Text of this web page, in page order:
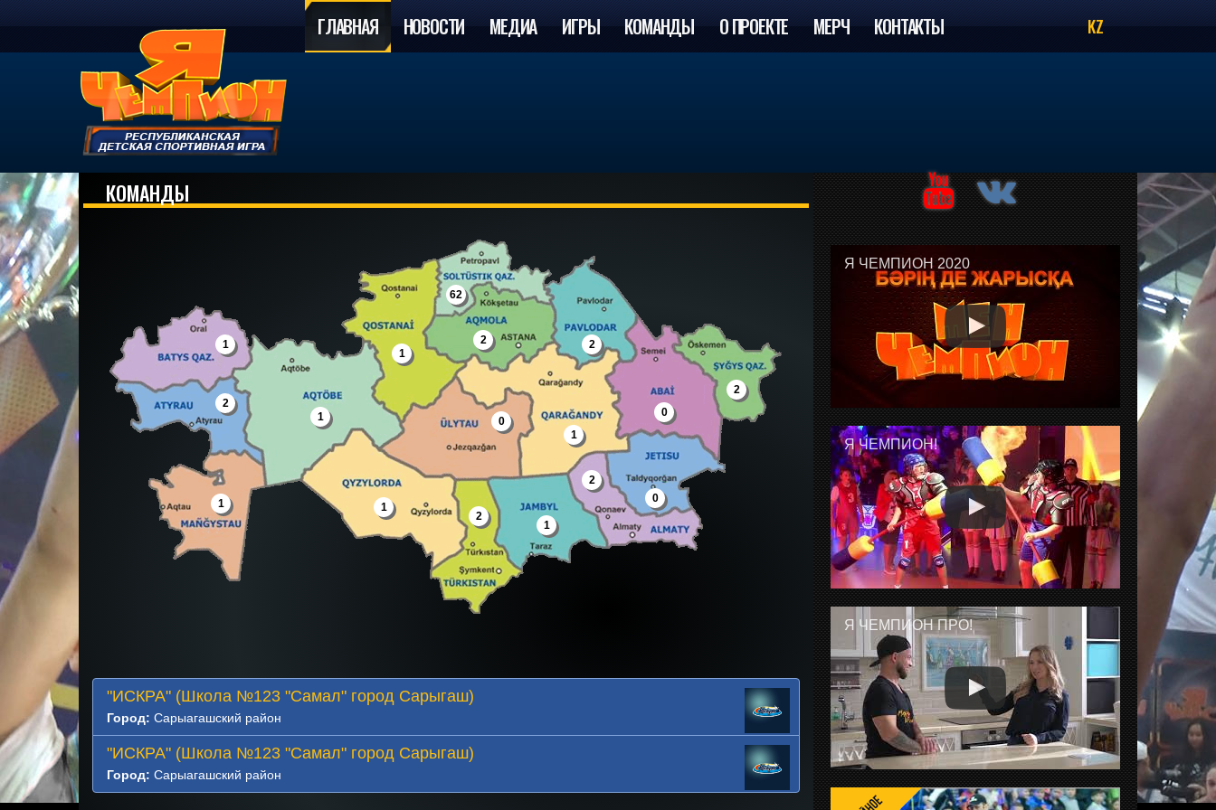
ГЛАВНАЯ НОВОСТИ МЕДИА ИГРЫ КОМАНДЫ О ПРОЕКТЕ МЕРЧ КОНТАКТЫ KZ
КОМАНДЫ
0
2
1
2
2
1
1
0
1
1
1
1
2
62
2
0
2
"ИСКРА" (Школа №123 "Самал" город Сарыгаш)
Город: Сарыагашский район
"ИСКРА" (Школа №123 "Самал" город Сарыгаш)
Город: Сарыагашский район
Я ЧЕМПИОН 2020
Я ЧЕМПИОН!
Я ЧЕМПИОН ПРО!